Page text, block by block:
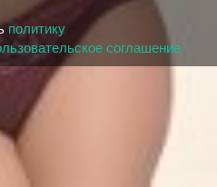
политику
соглашение